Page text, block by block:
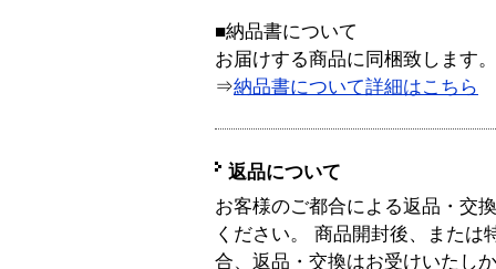
■納品書について
お届けする商品に同梱致します。
⇒納品書について詳細はこちら
返品について
お客様のご都合による返品・交
ください。 商品開封後、または
合、返品・交換はお受けいたし